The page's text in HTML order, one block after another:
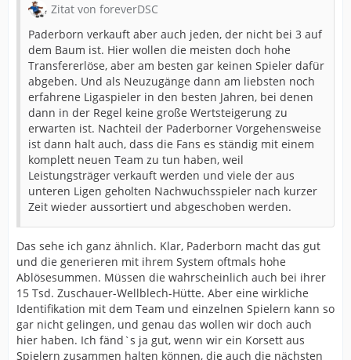
Zitat von foreverDSC
Paderborn verkauft aber auch jeden, der nicht bei 3 auf
dem Baum ist. Hier wollen die meisten doch hohe
Transfererlöse, aber am besten gar keinen Spieler dafür
abgeben. Und als Neuzugänge dann am liebsten noch
erfahrene Ligaspieler in den besten Jahren, bei denen
dann in der Regel keine große Wertsteigerung zu
erwarten ist. Nachteil der Paderborner Vorgehensweise
ist dann halt auch, dass die Fans es ständig mit einem
komplett neuen Team zu tun haben, weil
Leistungsträger verkauft werden und viele der aus
unteren Ligen geholten Nachwuchsspieler nach kurzer
Zeit wieder aussortiert und abgeschoben werden.
Das sehe ich ganz ähnlich. Klar, Paderborn macht das gut
und die generieren mit ihrem System oftmals hohe
Ablösesummen. Müssen die wahrscheinlich auch bei ihrer
15 Tsd. Zuschauer-Wellblech-Hütte. Aber eine wirkliche
Identifikation mit dem Team und einzelnen Spielern kann so
gar nicht gelingen, und genau das wollen wir doch auch
hier haben. Ich fänd`s ja gut, wenn wir ein Korsett aus
Spielern zusammen halten können, die auch die nächsten